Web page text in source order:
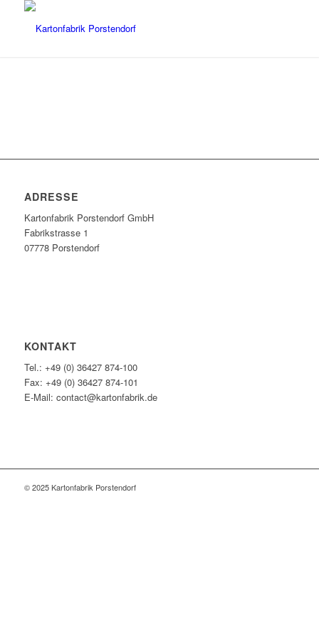
ADRESSE
Kartonfabrik Porstendorf GmbH
Fabrikstrasse 1
07778 Porstendorf
KONTAKT
Tel.: +49 (0) 36427 874-100
Fax: +49 (0) 36427 874-101
E-Mail: contact@kartonfabrik.de
© 2025 Kartonfabrik Porstendorf